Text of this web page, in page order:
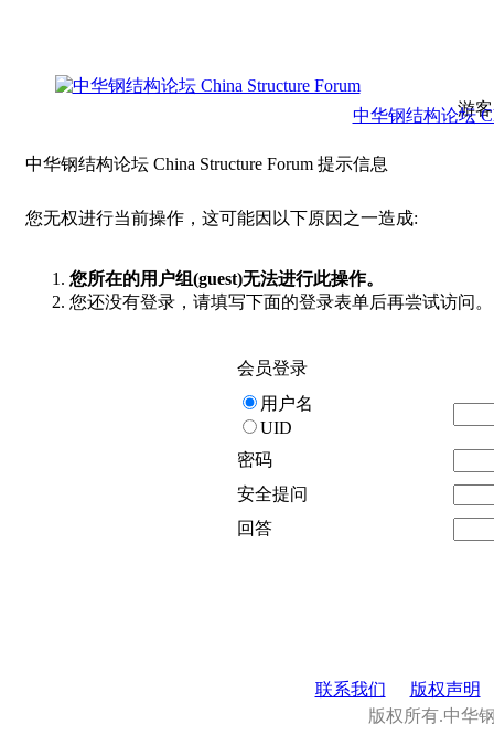
游
中华钢结构论坛
中华钢结构论坛 China Structure Forum 提示信息
您无权进行当前操作，这可能因以下原因之一造成:
您所在的用户组(guest)无法进行此操作。
您还没有登录，请填写下面的登录表单后再尝试访问。
会员登录
用户名
UID
密码
安全提问
回答
联系我们
版权声明
版权所有.中华